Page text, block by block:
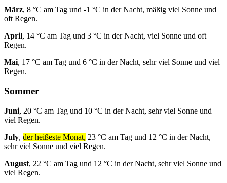
März, 8 °C am Tag und -1 °C in der Nacht, mäßig viel Sonne und
oft Regen.
April, 14 °C am Tag und 3 °C in der Nacht, viel Sonne und oft
Regen.
Mai, 17 °C am Tag und 6 °C in der Nacht, sehr viel Sonne und viel
Regen.
Sommer
Juni, 20 °C am Tag und 10 °C in der Nacht, sehr viel Sonne und
viel Regen.
July, der heißeste Monat, 23 °C am Tag und 12 °C in der Nacht,
sehr viel Sonne und viel Regen.
August, 22 °C am Tag und 12 °C in der Nacht, sehr viel Sonne und
viel Regen.